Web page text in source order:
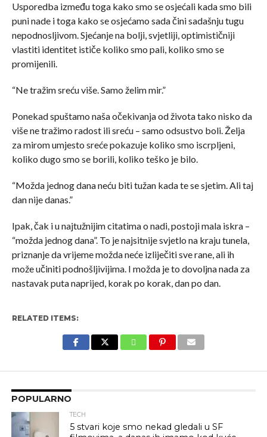
Usporedba između toga kako smo se osjećali kada smo bili
puni nade i toga kako se osjećamo sada čini sadašnju tugu
nepodnosljivom. Sjećanje na bolji, svjetliji, optimističniji
vlastiti identitet ističe koliko smo pali, koliko smo se
promijenili.
“Ne tražim sreću više. Samo želim mir.”
Ponekad spuštamo naša očekivanja od života tako nisko da
više ne tražimo radost ili sreću – samo odsustvo boli. Želja
za mirom umjesto sreće pokazuje koliko smo iscrpljeni,
koliko dugo smo se borili, koliko teško je bilo.
“Možda jednog dana neću biti tužan kada te se sjetim. Ali taj
dan nije danas.”
Ipak, čak i u najtužnijim citatima o nadi, postoji mala iskra –
“možda jednog dana”. To je najsitnije svjetlo na kraju tunela,
priznanje da vrijeme možda neće izliječiti sve rane, ali ih
može učiniti podnošljivijima. I možda je to dovoljna nada za
nastavak puta naprijed, korak po korak, dan po dan.
RELATED ITEMS:
POPULARNO
TECH
5 stvari koje smo nekad gledali u SF